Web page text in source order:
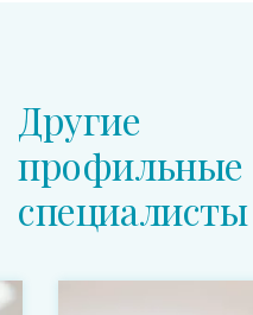
Другие
профильные
специалисты